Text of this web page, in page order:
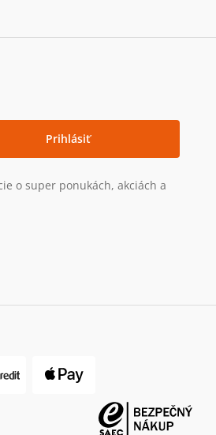
Prihlásiť
o super ponukách, akciách a